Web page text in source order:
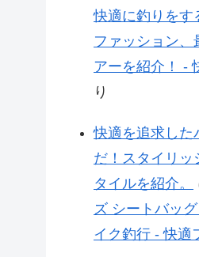
快適に釣りをす
ファッション、
アーを紹介！ -
り
快適を追求した
だ！スタイリッ
タイルを紹介。
ズ シートバッ
イク釣行 - 快適